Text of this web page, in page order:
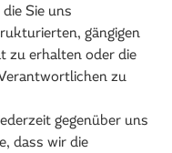
Sie uns
gängigen
zu erhalten oder die
zu
gegenüber uns
dass wir die